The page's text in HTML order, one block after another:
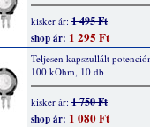
kisker ár: 1 495 Ft
shop ár: 1 295 Ft
Teljesen kapszullált
100 kOhm, 10 db
kisker ár: 1 750 Ft
shop ár: 1 080 Ft